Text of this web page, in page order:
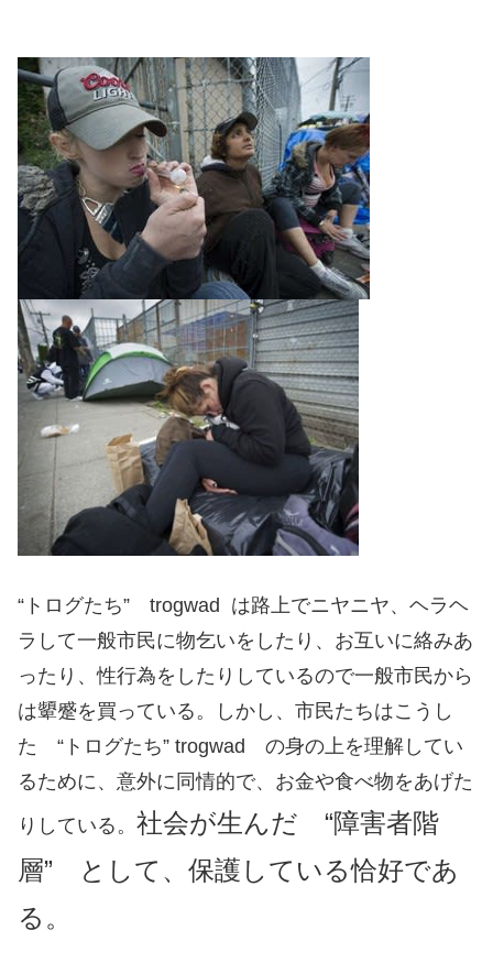
“トログたち” trogwad は路上でニヤニヤ、ヘラヘ
ラして一般市民に物乞いをしたり、お互いに絡みあ
ったり、性行為をしたりしているので一般市民から
は顰蹙を買っている。しかし、市民たちはこうし
た “トログたち” trogwad の身の上を理解してい
るために、意外に同情的で、お金や食べ物をあげた
りしている。 社会が生んだ “障害者階
層” として、保護している恰好であ
る。